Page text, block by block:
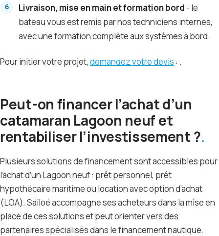
Livraison, mise en main et formation bord - le
bateau vous est remis par nos techniciens internes,
avec une formation complète aux systèmes à bord.
Pour initier votre projet, demandez votre devis : .
Peut-on financer l’achat d’un
catamaran Lagoon neuf et
rentabiliser l’investissement ?
Plusieurs solutions de financement sont accessibles pour
l’achat d’un Lagoon neuf : prêt personnel, prêt
hypothécaire maritime ou location avec option d’achat
(LOA). Sailoé accompagne ses acheteurs dans la mise en
place de ces solutions et peut orienter vers des
partenaires spécialisés dans le financement nautique.